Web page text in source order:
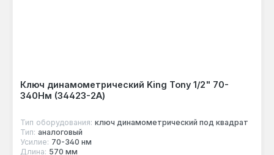
Ключ динамометрический King Tony 1/2" 70-
340Нм (34423-2A)
Тип оборудования: ключ динамометрический под квадрат
Тип: аналоговый
Усилие: 70-340 нм
Длина: 570 мм